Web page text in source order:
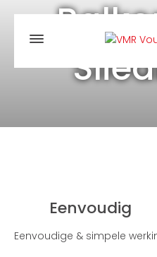
Eenvoudig
Eenvoudige & simpele